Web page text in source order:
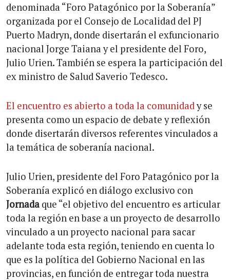
denominada “Foro Patagónico por la Soberanía”
organizada por el Consejo de Localidad del PJ
Puerto Madryn, donde disertarán el exfuncionario
nacional Jorge Taiana y el presidente del Foro,
Julio Urien. También se espera la participación del
ex ministro de Salud Saverio Tedesco.
El encuentro es abierto a toda la comunidady se
presenta como un espacio de debate y reflexión
donde disertarán diversos referentes vinculados a
la temática de soberanía nacional.
Julio Urien, presidente del Foro Patagónico por la
Soberanía explicó en diálogo exclusivo con
Jornada que “el objetivo del encuentro es articular
toda la región en base a un proyecto de desarrollo
vinculado a un proyecto nacional para sacar
adelante toda esta región, teniendo en cuenta lo
que es la política del Gobierno Nacional en las
provincias, en función de entregar toda nuestra